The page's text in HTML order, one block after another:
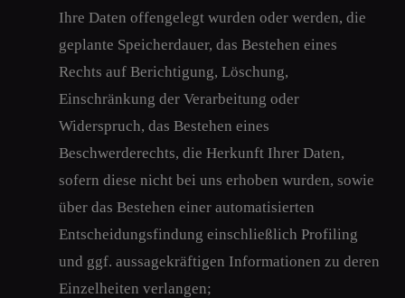
Ihre Daten offengelegt wurden oder werden, die
geplante Speicherdauer, das Bestehen eines
Rechts auf Berichtigung, Löschung,
Einschränkung der Verarbeitung oder
Widerspruch, das Bestehen eines
Beschwerderechts, die Herkunft Ihrer Daten,
sofern diese nicht bei uns erhoben wurden, sowie
über das Bestehen einer automatisierten
Entscheidungsfindung einschließlich Profiling
und ggf. aussagekräftigen Informationen zu deren
Einzelheiten verlangen;